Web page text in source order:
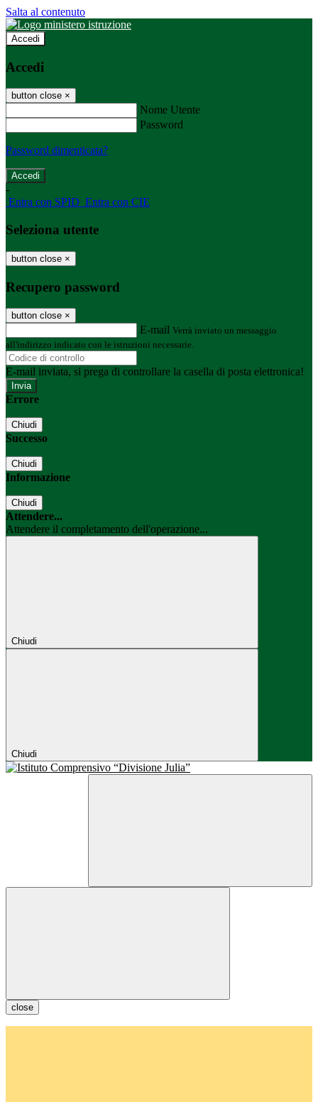
Salta al contenuto
Accedi
Accedi
button close ×
Nome Utente
Password
Password dimenticata?
-
Entra con SPID Entra con CIE
Seleziona utente
button close ×
Recupero password
button close ×
E-mail Verrà inviato un messaggio
all'indirizzo indicato con le istruzioni necessarie.
E-mail inviata, si prega di controllare la casella di posta elettronica!
Errore
Chiudi
Successo
Chiudi
Informazione
Chiudi
Attendere...
Attendere il completamento dell'operazione...
Chiudi
Chiudi
close